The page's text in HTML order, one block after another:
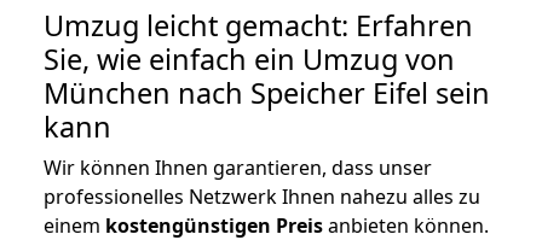
Umzug leicht gemacht: Erfahren
Sie, wie einfach ein Umzug von
München nach Speicher Eifel sein
kann
Wir können Ihnen garantieren, dass unser
professionelles Netzwerk Ihnen nahezu alles zu
einem kostengünstigen Preisanbieten können.